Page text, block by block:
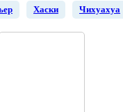
Хаски Чихуахуа